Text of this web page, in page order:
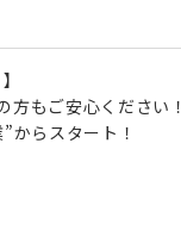
方もご安心ください！
からスタート！